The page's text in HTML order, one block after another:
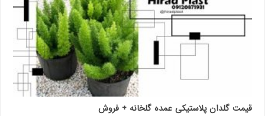
قیمت گلدان پلاستیکی عمده گلخانه + فروش